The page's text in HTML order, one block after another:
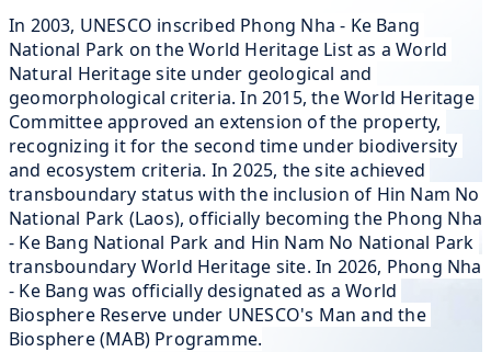
In 2003, UNESCO inscribed Phong Nha - Ke Bang
National Park on the World Heritage List as a World
Natural Heritage site under geological and
geomorphological criteria. In 2015, the World Heritage
Committee approved an extension of the property,
recognizing it for the second time under biodiversity
and ecosystem criteria. In 2025, the site achieved
transboundary status with the inclusion of Hin Nam No
National Park (Laos), officially becoming the Phong Nha
- Ke Bang National Park and Hin Nam No National Park
transboundary World Heritage site. In 2026, Phong Nha
- Ke Bang was officially designated as a World
Biosphere Reserve under UNESCO's Man and the
Biosphere (MAB) Programme.